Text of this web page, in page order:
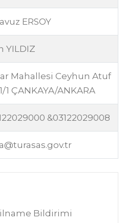
ERSOY
YILDIZ
Mahallesi Ceyhun Atuf
ÇANKAYA/ANKARA
&03122029008
Bildirimi